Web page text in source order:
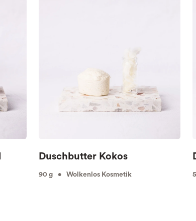
Duschbutter Kokos
90 g • Wolkenlos Kosmetik